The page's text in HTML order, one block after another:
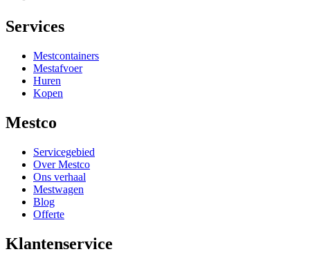
Services
Mestcontainers
Mestafvoer
Huren
Kopen
Mestco
Servicegebied
Over Mestco
Ons verhaal
Mestwagen
Blog
Offerte
Klantenservice